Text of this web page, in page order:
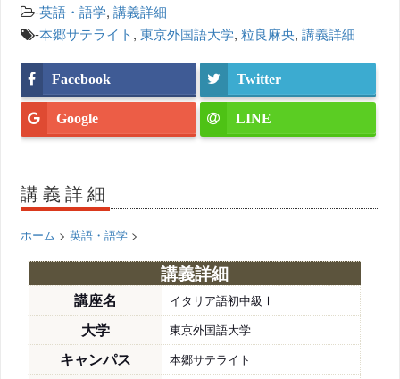
-英語・語学,講義詳細
-本郷サテライト,東京外国語大学,粒良麻央,講義詳細
Facebook Twitter
Google LINE
講義詳細
ホーム >英語・語学 >
講義詳細
講座名 イタリア語初中級Ⅰ
大学 東京外国語大学
キャンパス 本郷サテライト